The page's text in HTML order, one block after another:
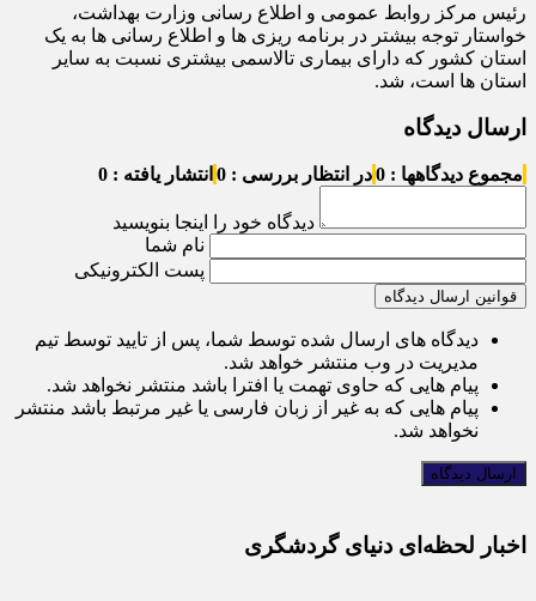
رئیس مرکز روابط عمومی و اطلاع رسانی وزارت بهداشت،
خواستار توجه بیشتر در برنامه ریزی ها و اطلاع رسانی ها به یک
استان کشور که دارای بیماری تالاسمی بیشتری نسبت به سایر
استان ها است، شد.
ارسال دیدگاه
مجموع دیدگاهها : 0 در انتظار بررسی : 0 انتشار یافته : 0
دیدگاه خود را اینجا بنویسید
نام شما
پست الکترونیکی
قوانین ارسال دیدگاه
دیدگاه های ارسال شده توسط شما، پس از تایید توسط تیم
مدیریت در وب منتشر خواهد شد.
پیام هایی که حاوی تهمت یا افترا باشد منتشر نخواهد شد.
پیام هایی که به غیر از زبان فارسی یا غیر مرتبط باشد منتشر
نخواهد شد.
اخبار لحظه‌ای دنیای گردشگری